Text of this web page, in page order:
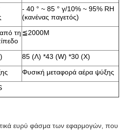
- 40 ° ~ 85 ° γ/10% ~ 95% RH
(κανένας παγετός)
τη ≦2000M
85 (Λ) *43 (W) *30 (Χ)
Φυσική μεταφορά αέρα ψύξης
ευρύ φάσμα των εφαρμογών, που